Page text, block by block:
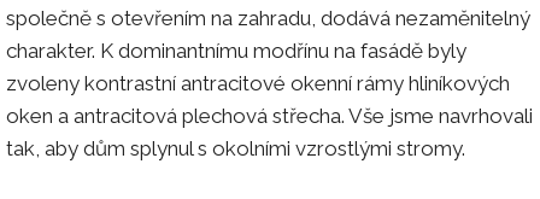
společně s otevřením na zahradu, dodává nezaměnitelný
charakter. K dominantnímu modřínu na fasádě byly
zvoleny kontrastní antracitové okenní rámy hliníkových
oken a antracitová plechová střecha. Vše jsme navrhovali
tak, aby dům splynul s okolními vzrostlými stromy.